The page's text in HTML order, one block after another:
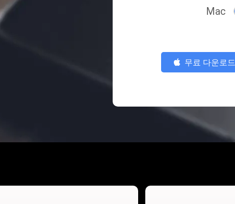
Mac
무료 다운로드